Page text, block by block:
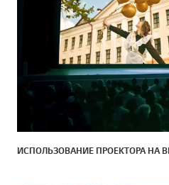
ИСПОЛЬЗОВАНИЕ ПРОЕКТОРА НА